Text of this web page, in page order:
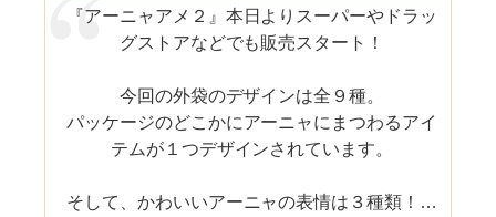
『アーニャアメ２』本日よりスーパーやドラッ
グストアなどでも販売スタート！
今回の外袋のデザインは全９種。
パッケージのどこかにアーニャにまつわるアイ
テムが１つデザインされています。
そして、かわいいアーニャの表情は３種類！…